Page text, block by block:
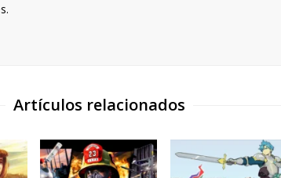
Artículos relacionados